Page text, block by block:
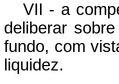
VII - a
deliberar
fundo, com
liquidez.